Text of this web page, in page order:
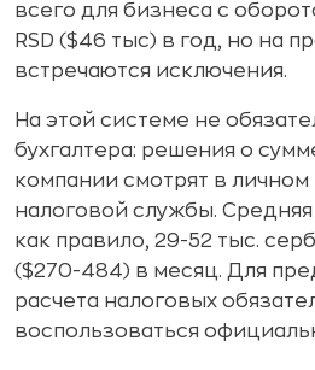
всего для бизнеса с
RSD ($46 тыс) в год, но на
встречаются исключения.
На этой системе не
бухгалтера: решения о
компании смотрят в личном
налоговой службы.
как правило, 29-52 тыс.
($270-484) в месяц. Для
расчета налоговых
воспользоваться